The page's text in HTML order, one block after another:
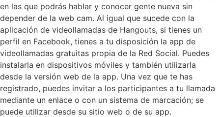
en las que podrás hablar y conocer gente nueva sin
depender de la web cam. Al igual que sucede con la
aplicación de videollamadas de Hangouts, si tienes un
perfil en Facebook, tienes a tu disposición la app de
videollamadas gratuitas propia de la Red Social. Puedes
instalarla en dispositivos móviles y también utilizarla
desde la versión web de la app. Una vez que te has
registrado, puedes invitar a los participantes a tu llamada
mediante un enlace o con un sistema de marcación; se
puede utilizar desde su sitio web o de su app.